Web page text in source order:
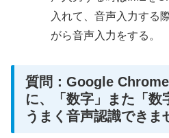
入れて、音声入力する
がら音声入力をする。
質問：Google
に、「数字」また「数
うまく音声認識できま